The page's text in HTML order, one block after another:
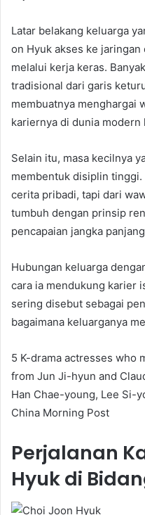
Latar belakang keluarga
on Hyuk akses ke
melalui kerja keras.
tradisional dari garis
membuatnya menghargai
kariernya di dunia modern
Selain itu, masa kecilnya
membentuk disiplin
cerita pribadi, tapi dari
tumbuh dengan prinsip
pencapaian jangka
Hubungan keluarga
cara ia mendukung karier
sering disebut sebagai
bagaimana keluarganya
5 K-drama actresses who
from Jun Ji-hyun and
Han Chae-young, Lee Si-
China Morning Post
Perjalanan
Hyuk di